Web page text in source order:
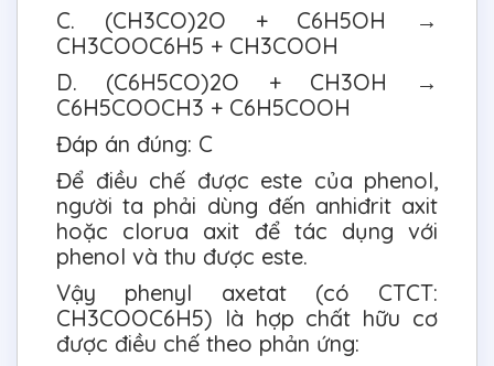
C. (CH3CO)2O + C6H5OH →
CH3COOC6H5 + CH3COOH
D. (C6H5CO)2O + CH3OH →
C6H5COOCH3 + C6H5COOH
Đáp án đúng: C
Để điều chế được este của phenol,
người ta phải dùng đến anhiđrit axit
hoặc clorua axit để tác dụng với
phenol và thu được este.
Vậy phenyl axetat (có CTCT:
CH3COOC6H5) là hợp chất hữu cơ
được điều chế theo phản ứng: